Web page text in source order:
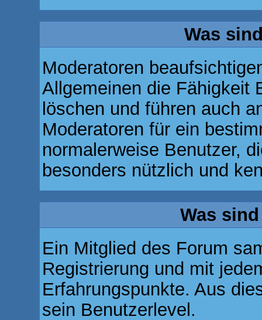
Was
Moderatoren
Allgemeinen die Fähigkeit
löschen und führen auch
Moderatoren für ein
normalerweise Benutzer,
besonders nützlich und
Was
Ein Mitglied des Forum
Registrierung und mit
Erfahrungspunkte. Aus
sein Benutzerlevel.